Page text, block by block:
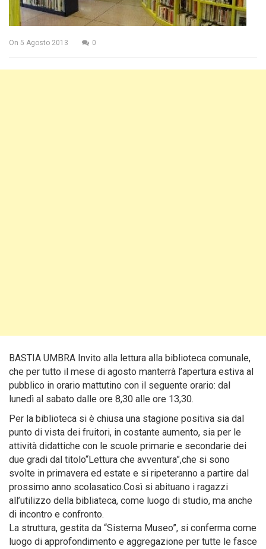
On 5 Agosto 2013 0
BASTIA UMBRA Invito alla lettura alla biblioteca comunale,
che per tutto il mese di agosto manterrà l’apertura estiva al
pubblico in orario mattutino con il seguente orario: dal
lunedì al sabato dalle ore 8,30 alle ore 13,30.
Per la biblioteca si è chiusa una stagione positiva sia dal
punto di vista dei fruitori, in costante aumento, sia per le
attività didattiche con le scuole primarie e secondarie dei
due gradi dal titolo“Lettura che avventura”,che si sono
svolte in primavera ed estate e si ripeteranno a partire dal
prossimo anno scolasatico.Così si abituano i ragazzi
all’utilizzo della bibliateca, come luogo di studio, ma anche
di incontro e confronto.
La struttura, gestita da “Sistema Museo”, si conferma come
luogo di approfondimento e aggregazione per tutte le fasce